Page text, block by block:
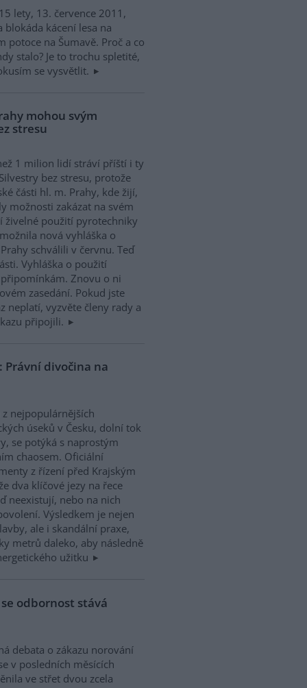
lety, 13. července 2011,
blokáda kácení lesa na
potoce na Šumavě. Proč a co
stalo? Je to trochu spletité,
se vysvětlit.
mohou svým
stresu
1 milion lidí stráví příští i ty
bez stresu, protože
části hl. m. Prahy, kde žijí,
možnosti zakázat na svém
živelné použití pyrotechniky
nová vyhláška o
schválili v červnu. Teď
Vyhláška o použití
Znovu o ni
zasedání. Pokud jste
neplatí, vyzvěte členy rady a
připojili.
divočina na
z nejpopulárnějších
úseků v Česku, dolní tok
se potýká s naprostým
chaosem. Oficiální
z řízení před Krajským
dva klíčové jezy na řece
neexistují, nebo na nich
Výsledkem je nejen
ale i skandální praxe,
metrů daleko, aby následně
užitku
odbornost stává
debata o zákazu norování
v posledních měsících
ve střet dvou zcela